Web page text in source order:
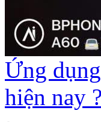
Ứng
hiện nay ?